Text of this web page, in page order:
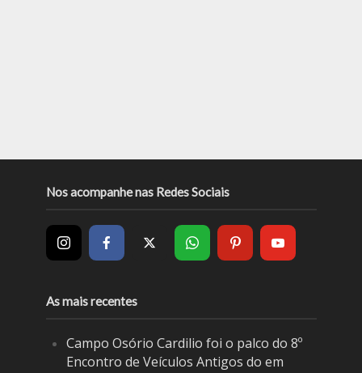
Nos acompanhe nas Redes Sociais
As mais recentes
Campo Osório Cardilio foi o palco do 8º
Encontro de Veículos Antigos do em